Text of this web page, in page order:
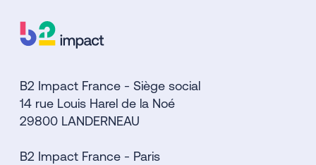
B2 Impact France - Siège social
14 rue Louis Harel de la Noé
29800 LANDERNEAU
B2 Impact France - Paris